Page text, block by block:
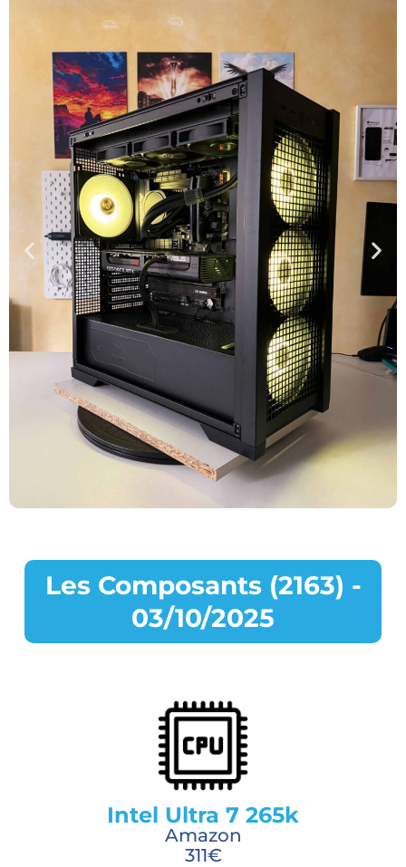
Les Composants (2163) -
03/10/2025
Intel Ultra 7 265k
Amazon
311€